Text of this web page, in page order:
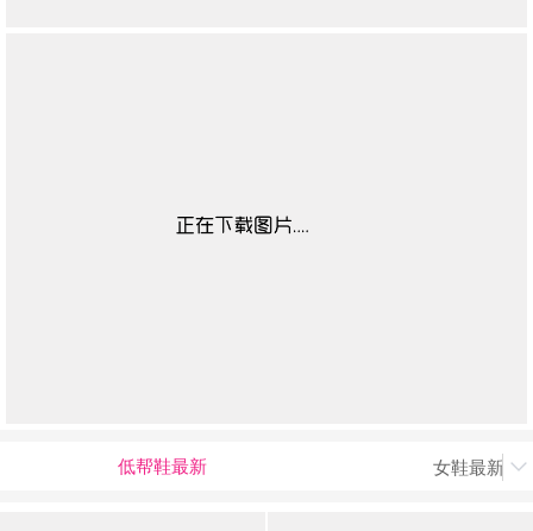
低帮鞋最新 女鞋最新上
